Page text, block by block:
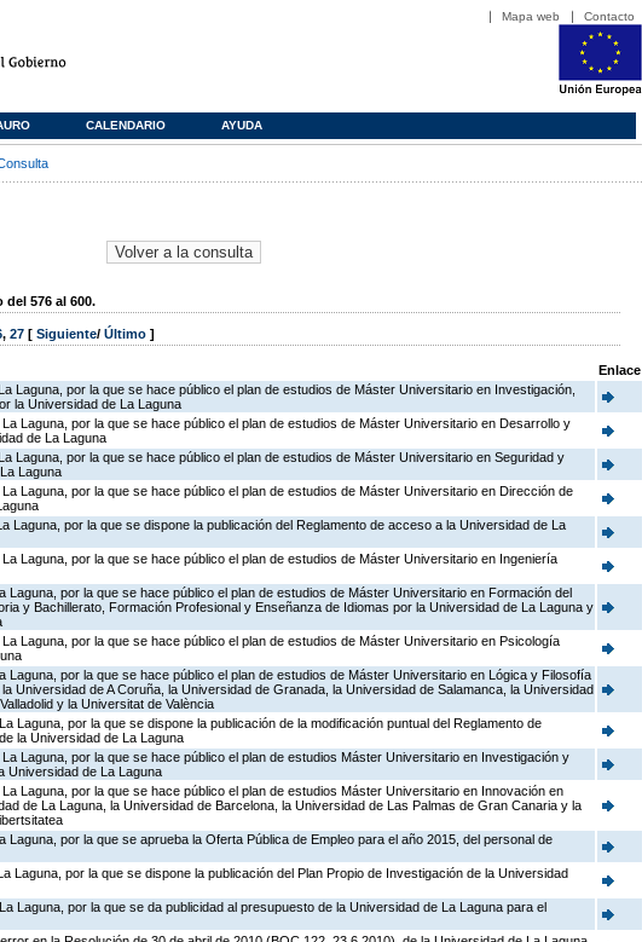
Mapa web Contacto
CALENDARIO AYUDA
576 al 600.
, 27 [ Siguiente/ Último ]
Enlace
Laguna, por la que se hace público el plan de estudios de Máster Universitario en Investigación,
la Universidad de La Laguna
Laguna, por la que se hace público el plan de estudios de Máster Universitario en Desarrollo y
de La Laguna
Laguna, por la que se hace público el plan de estudios de Máster Universitario en Seguridad y
Laguna
Laguna, por la que se hace público el plan de estudios de Máster Universitario en Dirección de
Laguna, por la que se dispone la publicación del Reglamento de acceso a la Universidad de La
Laguna, por la que se hace público el plan de estudios de Máster Universitario en Ingeniería
Laguna, por la que se hace público el plan de estudios de Máster Universitario en Formación del
y Bachillerato, Formación Profesional y Enseñanza de Idiomas por la Universidad de La Laguna y
Laguna, por la que se hace público el plan de estudios de Máster Universitario en Psicología
Laguna, por la que se hace público el plan de estudios de Máster Universitario en Lógica y Filosofía
Universidad de A Coruña, la Universidad de Granada, la Universidad de Salamanca, la Universidad
y la Universitat de València
Laguna, por la que se dispone la publicación de la modificación puntual del Reglamento de
la Universidad de La Laguna
Laguna, por la que se hace público el plan de estudios Máster Universitario en Investigación y
Universidad de La Laguna
Laguna, por la que se hace público el plan de estudios Máster Universitario en Innovación en
de La Laguna, la Universidad de Barcelona, la Universidad de Las Palmas de Gran Canaria y la
Laguna, por la que se aprueba la Oferta Pública de Empleo para el año 2015, del personal de
Laguna, por la que se dispone la publicación del Plan Propio de Investigación de la Universidad
Laguna, por la que se da publicidad al presupuesto de la Universidad de La Laguna para el